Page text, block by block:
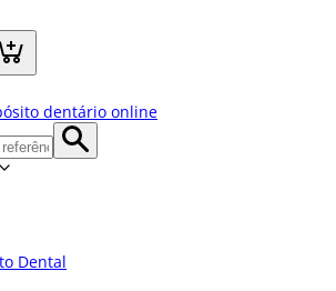
dentário online
Dental